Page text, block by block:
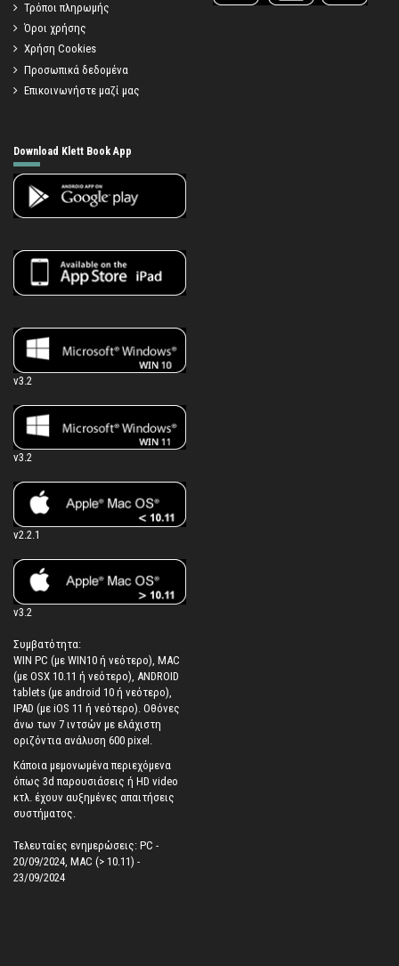
Τρόποι πληρωμής
Όροι χρήσης
Χρήση Cookies
Προσωπικά δεδομένα
Επικοινωνήστε μαζί μας
Download Klett Book App
v3.2
v3.2
v2.2.1
v3.2
Συμβατότητα:
WIN PC (με WIN10 ή νεότερο), MAC
(με OSX 10.11 ή νεότερο), ANDROID
tablets (με android 10 ή νεότερο),
IPAD (με iOS 11 ή νεότερο). Oθόνες
άνω των 7 ιντσών με ελάχιστη
οριζόντια ανάλυση 600 pixel.
Κάποια μεμονωμένα περιεχόμενα
όπως 3d παρουσιάσεις ή HD video
κτλ. έχουν αυξημένες απαιτήσεις
συστήματος.
Τελευταίες ενημερώσεις: PC -
20/09/2024, MAC (> 10.11) -
23/09/2024